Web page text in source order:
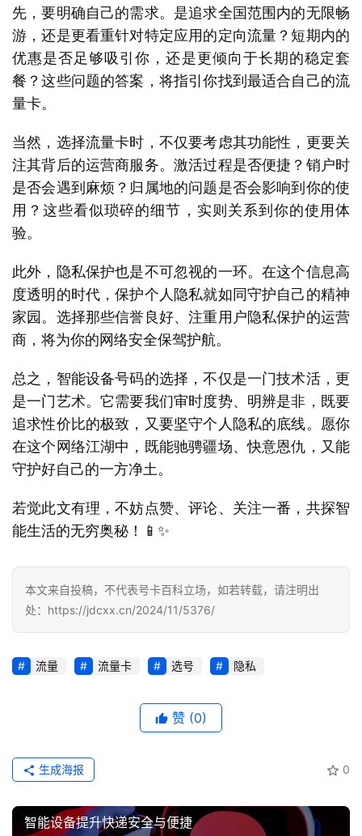
页
号
卡
科
防
诈
知
行
资
讯
流
卡
码
证
先，要明确自己的需求。是追求全国范围内的无限畅
游，还是更看重针对特定应用的定向流量？短期内的
优惠是否足够吸引你，还是更倾向于长期的稳定套
餐？这些问题的答案，将指引你找到最适合自己的流
量卡。
当然，选择流量卡时，不仅要考虑其功能性，更要关
注其背后的运营商服务。激活过程是否便捷？销户时
是否会遇到麻烦？归属地的问题是否会影响到你的使
用？这些看似琐碎的细节，实则关系到你的使用体
验。
此外，隐私保护也是不可忽视的一环。在这个信息高
度透明的时代，保护个人隐私就如同守护自己的精神
家园。选择那些信誉良好、注重用户隐私保护的运营
商，将为你的网络安全保驾护航。
总之，智能设备号码的选择，不仅是一门技术活，更
是一门艺术。它需要我们审时度势、明辨是非，既要
追求性价比的极致，又要坚守个人隐私的底线。愿你
在这个网络江湖中，既能驰骋疆场、快意恩仇，又能
守护好自己的一方净土。
若觉此文有理，不妨点赞、评论、关注一番，共探智
能生活的无穷奥秘！📱✨
本文来自投稿，不代表号卡百科立场，如若转载，请注明出
处：https://jdcxx.cn/2024/11/5376/
流量 流量卡 选号 隐私
赞 (0)
0
生成海报
智能设备提升快递安全与便捷